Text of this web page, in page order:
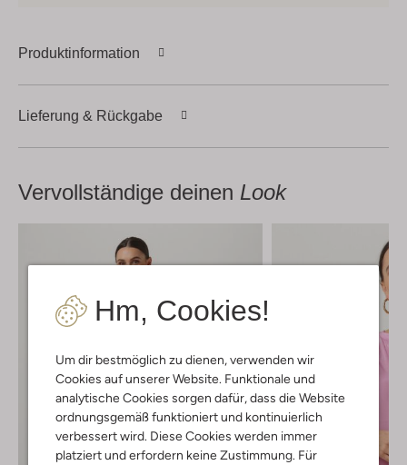
Hm, Cookies!
Um dir bestmöglich zu dienen, verwenden wir
Cookies auf unserer Website. Funktionale und
analytische Cookies sorgen dafür, dass die Website
ordnungsgemäß funktioniert und kontinuierlich
verbessert wird. Diese Cookies werden immer
platziert und erfordern keine Zustimmung. Für
Produktinformation
Lieferung & Rückgabe
Vervollständige deinen Look